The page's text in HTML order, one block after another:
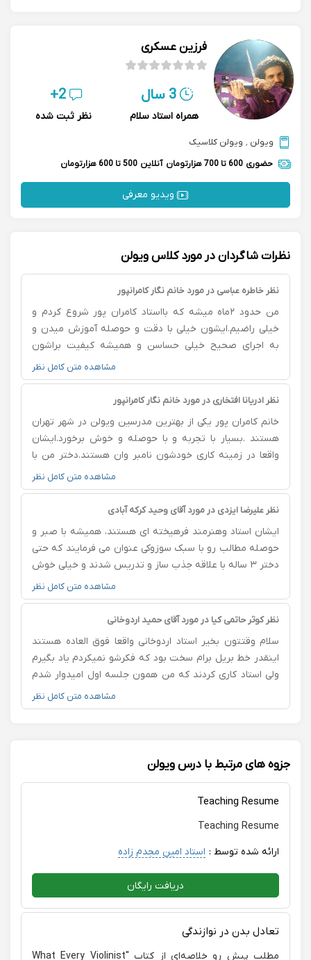
فرزین عسکری
3 سال
همراه استاد سلام
2+
نظر ثبت شده
ویولن , ویولن کلاسیک
حضوری 600 تا 700 هزارتومان آنلاین 500 تا 600 هزارتومان
ویدیو معرفی
نظرات شاگردان در مورد کلاس ویولن
نظر خاطره عباسی در مورد خانم نگار کامرانپور
من حدود ۲ماه میشه که بااستاد کامران پور شروع کردم و
خیلی راضیم.ایشون خیلی با دقت و حوصله آموزش میدن و
به اجرای صحیح خیلی حساسن و همیشه کیفیت براشون
اولویت داره و این حتی در کوتاه مدت کاملا محسوسه. بااینکه
قبلا به مدت ۱سال آموزشگاه و حضوری آموزش میدیدم ولی
به جرات میتونم بگم بااین ۲ماه قابل مقایسه نیست. خیلی از
مشاهده متن کامل نظر
نظر ادریانا افتخاری در مورد خانم نگار کامرانپور
خانم کامران پور یکی از بهترین مدرسین ویولن در شهر تهران
هستند .بسیار با تجربه و با حوصله و خوش برخورد.ایشان
واقعا در زمینه کاری خودشون نامبر وان هستند.دختر من با
تدریس خانم کامران پور بسیار علاقهمند به ویولن شده و
مشتاقانه در حال یادگیری هست .خوشحالم از اینکه افتخار
آشنایی با استاد عزیز را داشته ایم.
مشاهده متن کامل نظر
نظر علیرضا ایزدی در مورد آقای وحید کرکه آبادی
ایشان استاد وهنرمند فرهیخته ای هستند، همیشه با صبر و
حوصله مطالب رو با سبک سوزوکی عنوان می فرمایند که حتی
دختر ۳ ساله با علاقه جذب ساز و تدریس شدند و خیلی خوش
اخلاق و برای کلاس با حوصله وقت می گذارند. کلاس ایشون
بر اساس روانشناسی کودک و با روشهای به روز دنیا برگزار
میشه و ساز ویولون با این همه سختی و دشواری به راحتی
تدریسشون واقعا در سطح استادان برجسته ایران است و
خیلی سریع پیشرفت میکنید. بنده وجود ایشان برای تدریس
کودک ام یه موهبت الهی می دانم
مشاهده متن کامل نظر
نظر کوثر حاتمی کیا در مورد آقای حمید اردوخانی
سلام وقتتون بخیر استاد اردوخانی واقعا فوق العاده هستند
اینقدر خط بریل برام سخت بود که فکرشو نمیکردم یاد بگیرم
ولی استاد کاری کردند که من همون جلسه اول امیدوار شدم
به خودم و و در یک بازه ی زمانی خیلی کم کامل یاد گرفتم
حروف را . من واقعا نمیدونم چجوری ازشون تشکر کنم
مشاهده متن کامل نظر
جزوه های مرتبط با درس ویولن
Teaching Resume
Teaching Resume
ارائه شده توسط : استاد امین مجدم زاده
دریافت رایگان
تعادل بدن در نوازندگی
مطلب پیش رو خلاصه‌ای از کتاب "What Every Violinist